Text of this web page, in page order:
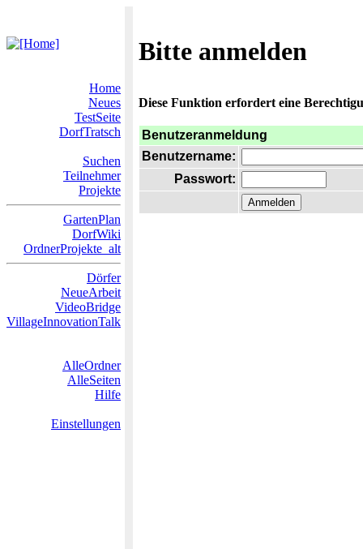
Bitte anmelden
Home
Neues
TestSeite
DorfTratsch
Suchen
Teilnehmer
Projekte
GartenPlan
DorfWiki
OrdnerProjekte_alt
Dörfer
NeueArbeit
VideoBridge
VillageInnovationTalk
AlleOrdner
AlleSeiten
Hilfe
Einstellungen
Diese Funktion erfordert eine
Benutzeranmeldung
Benutzername:
Passwort: